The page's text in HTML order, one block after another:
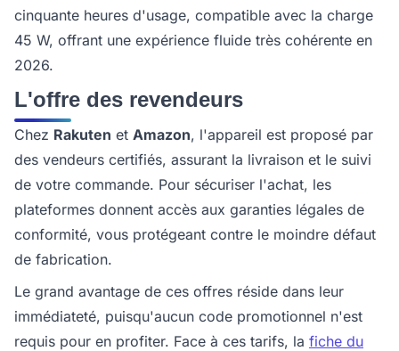
cinquante heures d'usage, compatible avec la charge
45 W, offrant une expérience fluide très cohérente en
2026.
L'offre des revendeurs
Chez Rakuten et Amazon, l'appareil est proposé par
des vendeurs certifiés, assurant la livraison et le suivi
de votre commande. Pour sécuriser l'achat, les
plateformes donnent accès aux garanties légales de
conformité, vous protégeant contre le moindre défaut
de fabrication.
Le grand avantage de ces offres réside dans leur
immédiateté, puisqu'aucun code promotionnel n'est
requis pour en profiter. Face à ces tarifs, la fiche du